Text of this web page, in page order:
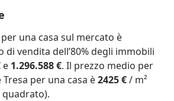
una casa sul mercato è
di vendita dell’80% degli immobili
e 1.296.588 €. Il prezzo medio per
Tresa per una casa è2425 €/ m²